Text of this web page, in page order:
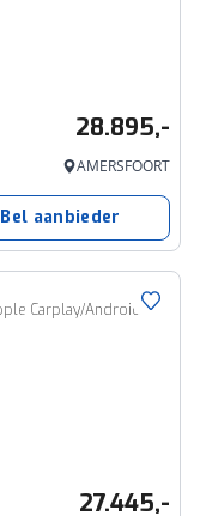
28.895,-
AMERSFOORT
Bel aanbieder
IONIQ 5 Style 73kWh | SOH 100 % | 3-Fase | Apple Carplay/Android | Camera | Cruise control ad. | Led
27.445,-